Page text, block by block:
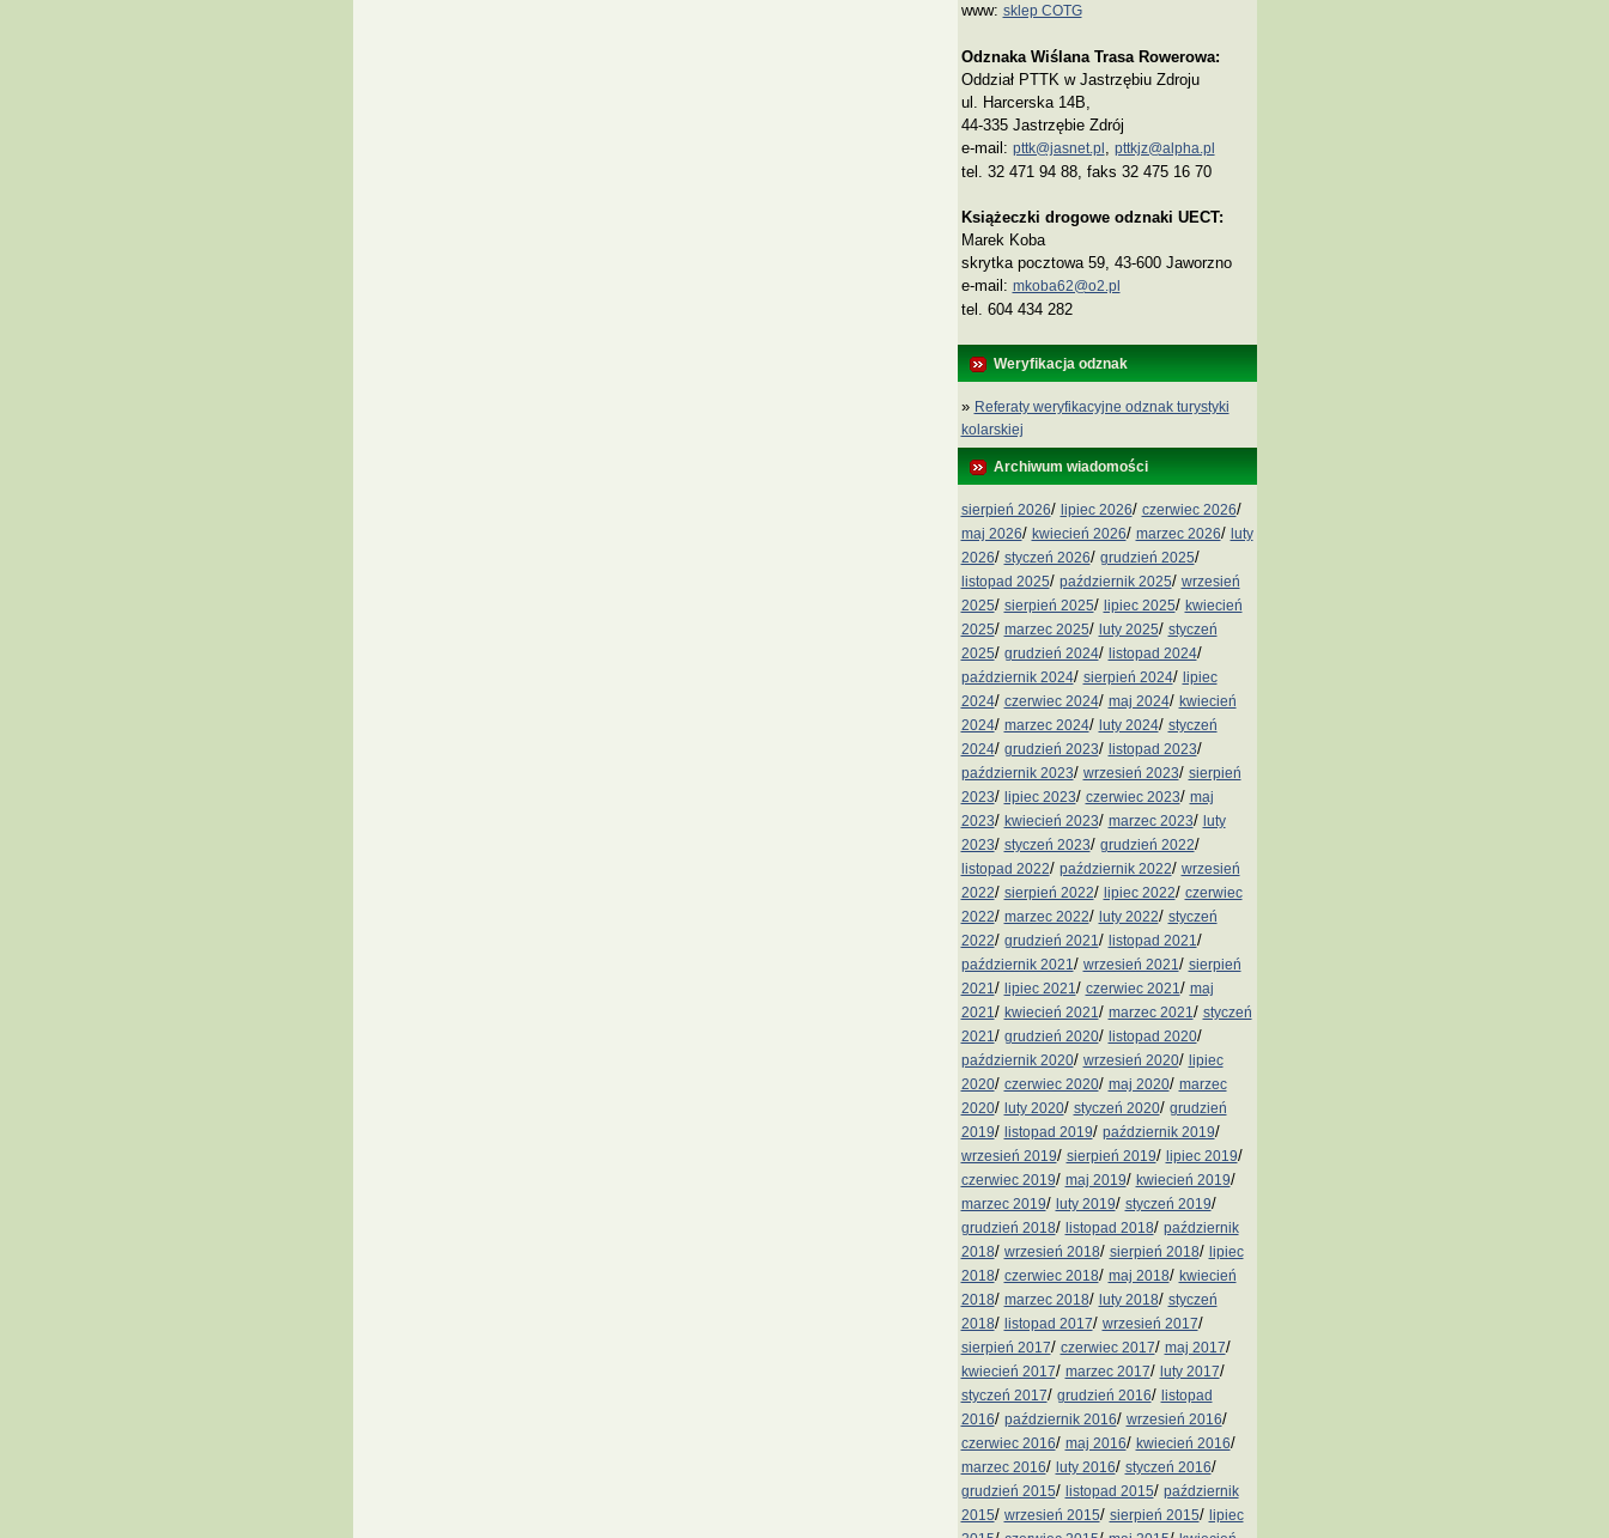
www: sklep COTG
Odznaka Wiślana Trasa Rowerowa:
Oddział PTTK w Jastrzębiu Zdroju
ul. Harcerska 14B,
44-335 Jastrzębie Zdrój
e-mail: pttk@jasnet.pl pttkjz@alpha.pl
tel. 32 471 94 88, faks 32 475 16 70
Książeczki drogowe odznaki UECT:
Marek Koba
skrytka pocztowa 59, 43-600 Jaworzno
e‑mail: mkoba62@o2.pl
tel. 604 434 282
Weryfikacja odznak
» Referaty weryfikacyjne odznak turystyki
kolarskiej
Archiwum wiadomości
sierpień 2026/ lipiec 2026/ czerwiec 2026/
maj 2026/ kwiecień 2026/ marzec 2026/ luty
2026/ styczeń 2026/ grudzień 2025/
listopad 2025/ październik 2025/ wrzesień
2025/ sierpień 2025/ lipiec 2025/ kwiecień
2025/ marzec 2025/ luty 2025/ styczeń
2025/ grudzień 2024/ listopad 2024/
październik 2024/ sierpień 2024/ lipiec
2024/ czerwiec 2024/ maj 2024/ kwiecień
2024/ marzec 2024/ luty 2024/ styczeń
2024/ grudzień 2023/ listopad 2023/
październik 2023/ wrzesień 2023/ sierpień
2023/ lipiec 2023/ czerwiec 2023/ maj
2023/ kwiecień 2023/ marzec 2023/ luty
2023/ styczeń 2023/ grudzień 2022/
listopad 2022/ październik 2022/ wrzesień
2022/ sierpień 2022/ lipiec 2022/ czerwiec
2022/ marzec 2022/ luty 2022/ styczeń
2022/ grudzień 2021 / listopad 2021 /
październik 2021 / wrzesień 2021 / sierpień
2021 / lipiec 2021 / czerwiec 2021 / maj
2021 / kwiecień 2021 / marzec 2021 / styczeń
2021 / grudzień 2020/ listopad 2020/
październik 2020/ wrzesień 2020/ lipiec
2020/ czerwiec 2020/ maj 2020/ marzec
2020/ luty 2020/ styczeń 2020/ grudzień
2019/ listopad 2019/ październik 2019/
wrzesień 2019/ sierpień 2019/ lipiec 2019/
czerwiec 2019/ maj 2019/ kwiecień 2019/
marzec 2019/ luty 2019/ styczeń 2019/
grudzień 2018/ listopad 2018/ październik
2018/ wrzesień 2018/ sierpień 2018/ lipiec
2018/ czerwiec 2018/ maj 2018/ kwiecień
2018/ marzec 2018/ luty 2018/ styczeń
2018/ listopad 2017/ wrzesień 2017/
sierpień 2017/ czerwiec 2017/ maj 2017/
kwiecień 2017/ marzec 2017/ luty 2017/
styczeń 2017/ grudzień 2016/ listopad
2016/ październik 2016/ wrzesień 2016/
czerwiec 2016/ maj 2016/ kwiecień 2016/
marzec 2016/ luty 2016/ styczeń 2016/
grudzień 2015/ listopad 2015/ październik
2015/ wrzesień 2015/ sierpień 2015/ lipiec